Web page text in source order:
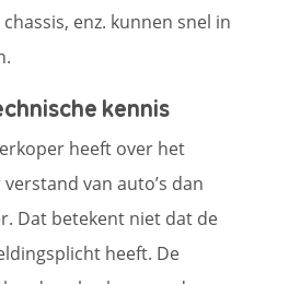
enz. kunnen snel in
kennis
heeft over het
van auto’s dan
Dat betekent niet dat de
heeft. De